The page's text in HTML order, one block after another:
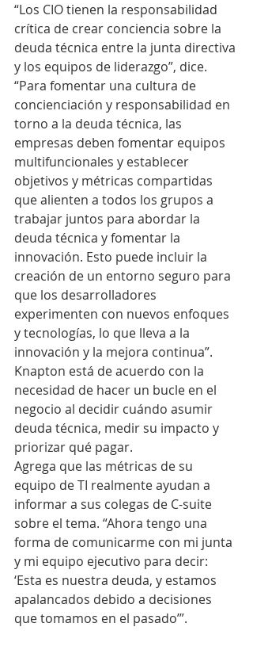
“Los CIO tienen la responsabilidad
crítica de crear conciencia sobre la
deuda técnica entre la junta directiva
y los equipos de liderazgo”, dice.
“Para fomentar una cultura de
concienciación y responsabilidad en
torno a la deuda técnica, las
empresas deben fomentar equipos
multifuncionales y establecer
objetivos y métricas compartidas
que alienten a todos los grupos a
trabajar juntos para abordar la
deuda técnica y fomentar la
innovación. Esto puede incluir la
creación de un entorno seguro para
que los desarrolladores
experimenten con nuevos enfoques
y tecnologías, lo que lleva a la
innovación y la mejora continua”.
Knapton está de acuerdo con la
necesidad de hacer un bucle en el
negocio al decidir cuándo asumir
deuda técnica, medir su impacto y
priorizar qué pagar.
Agrega que las métricas de su
equipo de TI realmente ayudan a
informar a sus colegas de C-suite
sobre el tema. “Ahora tengo una
forma de comunicarme con mi junta
y mi equipo ejecutivo para decir:
‘Esta es nuestra deuda, y estamos
apalancados debido a decisiones
que tomamos en el pasado’”.